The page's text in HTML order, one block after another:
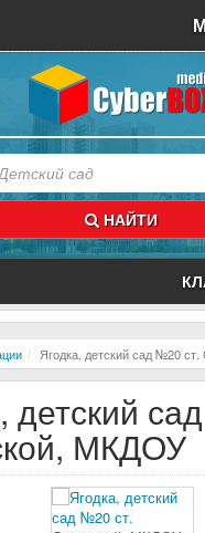
НАЙТИ
Ягодка, детский сад №20
детский
МКДОУ